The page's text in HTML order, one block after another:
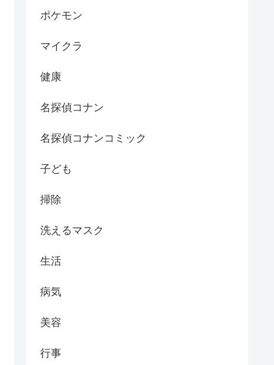
ポケモン
マイクラ
健康
名探偵コナン
名探偵コナンコミック
子ども
掃除
洗えるマスク
生活
病気
美容
行事